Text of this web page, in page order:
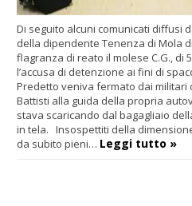
Di seguito alcuni comunicati diffusi
della dipendente Tenenza di Mola
flagranza di reato il molese C.G., di
l’accusa di detenzione ai fini di
Predetto veniva fermato dai militari
Battisti alla guida della propria
stava scaricando dal bagagliaio
in tela. Insospettiti della
da subito pieni… Leggi tutto »